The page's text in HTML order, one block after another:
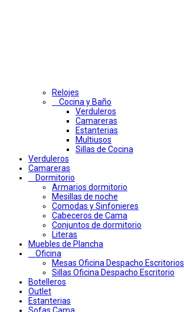
Relojes
Cocina y Baño
Verduleros
Camareras
Estanterias
Multiusos
Sillas de Cocina
Verduleros
Camareras
Dormitorio
Armarios dormitorio
Mesillas de noche
Comodas y Sinfonieres
Cabeceros de Cama
Conjuntos de dormitorio
Literas
Muebles de Plancha
Oficina
Mesas Oficina Despacho Escritorios
Sillas Oficina Despacho Escritorio
Botelleros
Outlet
Estanterias